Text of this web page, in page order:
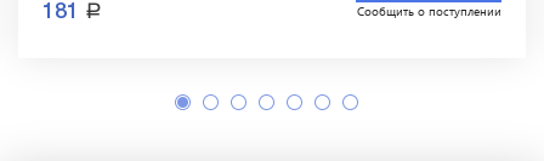
181 a
Сообщить о поступлении